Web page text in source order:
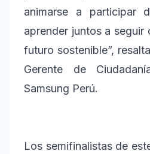
animarse a participar
aprender juntos a seguir
futuro sostenible”,
Gerente de
Samsung Perú.
Los semifinalistas de